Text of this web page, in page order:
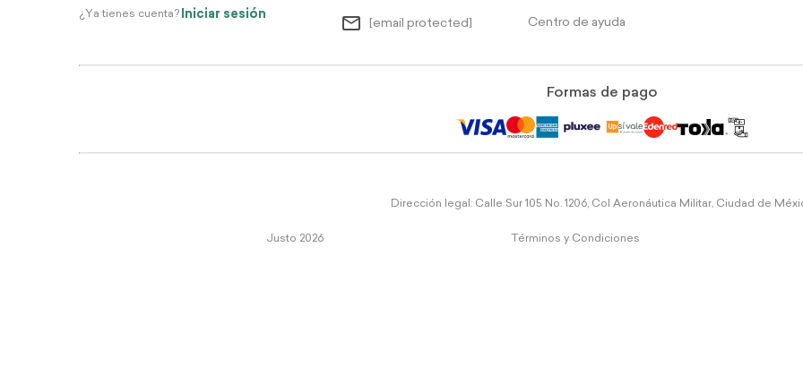
¿Ya tienes cuenta? Iniciar sesión
[email protected] Centro de ayuda
Formas de pago
Dirección legal: Calle Sur 105 No. 1206, Col Aeronáutica Militar, Ciudad de
Justo 2026 Términos y Condiciones